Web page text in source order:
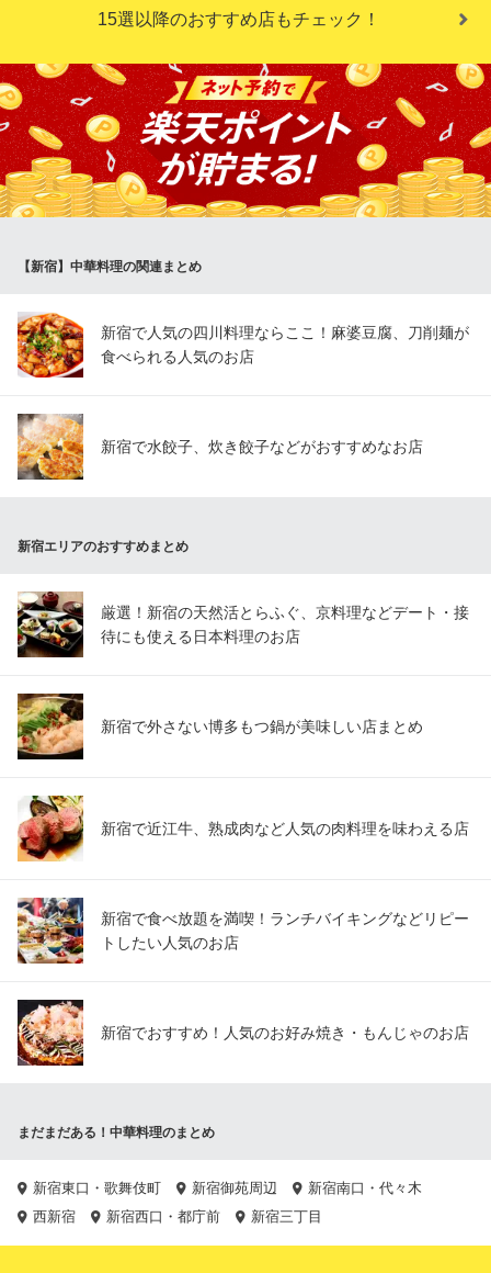
ＪＲ新宿駅東口 徒歩3分
東京都新宿区歌舞伎町1 靖国通り下 新宿サブナード地下街内405区画
ご宴会各種の最適のコースは、菜香菜の美味が勢揃い！刺激的な
辛さが後引く「四川麻婆豆腐」やこんがり焼き上げた旨味がたま
ビの醤油煮」、大ぶりの車海老に金色の衣をまとわせた「黄金揚
げ」など、贅沢食材をたっぷり使ったお料理がずらりと並びま
す！
中華料理 菜香菜 新宿店
チャイニーズレストラン
15選以降のおすすめ店もチェック！
【新宿】中華料理の関連まとめ
新宿で人気の四川料理ならここ！麻婆豆腐、刀削麺が
食べられる人気のお店
新宿で水餃子、炊き餃子などがおすすめなお店
新宿エリアのおすすめまとめ
厳選！新宿の天然活とらふぐ、京料理などデート・接
待にも使える日本料理のお店
新宿で外さない博多もつ鍋が美味しい店まとめ
新宿で近江牛、熟成肉など人気の肉料理を味わえる店
新宿で食べ放題を満喫！ランチバイキングなどリピー
トしたい人気のお店
新宿でおすすめ！人気のお好み焼き・もんじゃのお店
まだまだある！中華料理のまとめ
新宿東口・歌舞伎町 新宿御苑周辺
新宿南口・代々木
西新宿
新宿西口・都庁前 新宿三丁目